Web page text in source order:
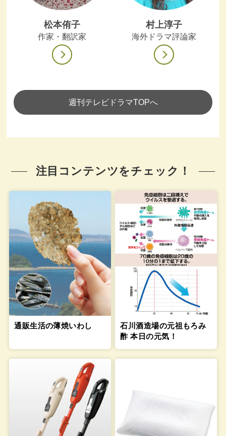
松本侑子
作家・翻訳家
村上淳子
海外ドラマ評論家
週刊テレビドラマTOPへ
注目コンテンツをチェック！
通販生活の薄焼いわし
石川酒造場の元祖もろみ
酢 本日の元気！